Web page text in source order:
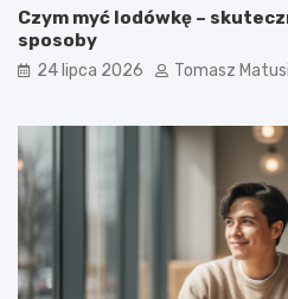
Czym myć lodówkę –
sposoby
24 lipca 2026 Tomasz